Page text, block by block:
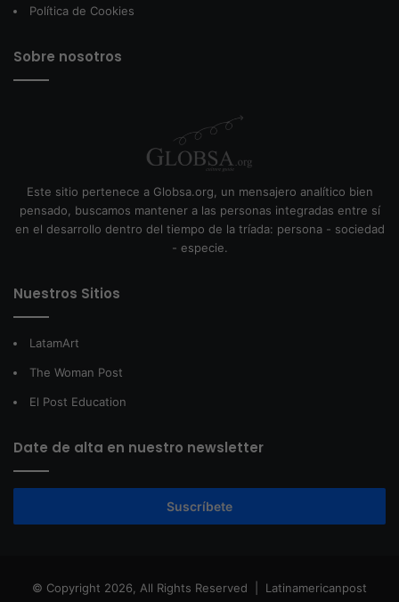
Política de Cookies
Sobre nosotros
Este sitio pertenece a Globsa.org, un mensajero analítico bien
pensado, buscamos mantener a las personas integradas entre sí
en el desarrollo dentro del tiempo de la tríada: persona - sociedad
- especie.
Nuestros Sitios
LatamArt
The Woman Post
El Post Education
Date de alta en nuestro newsletter
Suscríbete
© Copyright 2026, All Rights Reserved | Latinamericanpost